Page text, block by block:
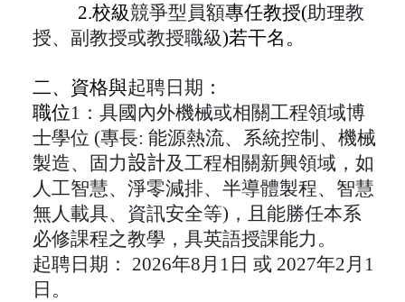
2.校級競爭型員額專任教授(助理教
授、副教授或教授職級)若干名 。
二、資格與起聘日期 ：
職位1 ：具國內外機械或相關工程領域博
士學位 (專長: 能源熱流、系統控制、機械
製造、固力設計及工程相關新興領域，如
人工智慧、淨零減排、半導體製程、智慧
無人載具、資訊安全等)，且能勝任本系
必修課程之教學，具英語授課能力。
起聘日期：
2026年8月1日 或 2027年2月1
日。